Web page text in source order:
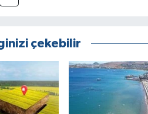
çekebilir